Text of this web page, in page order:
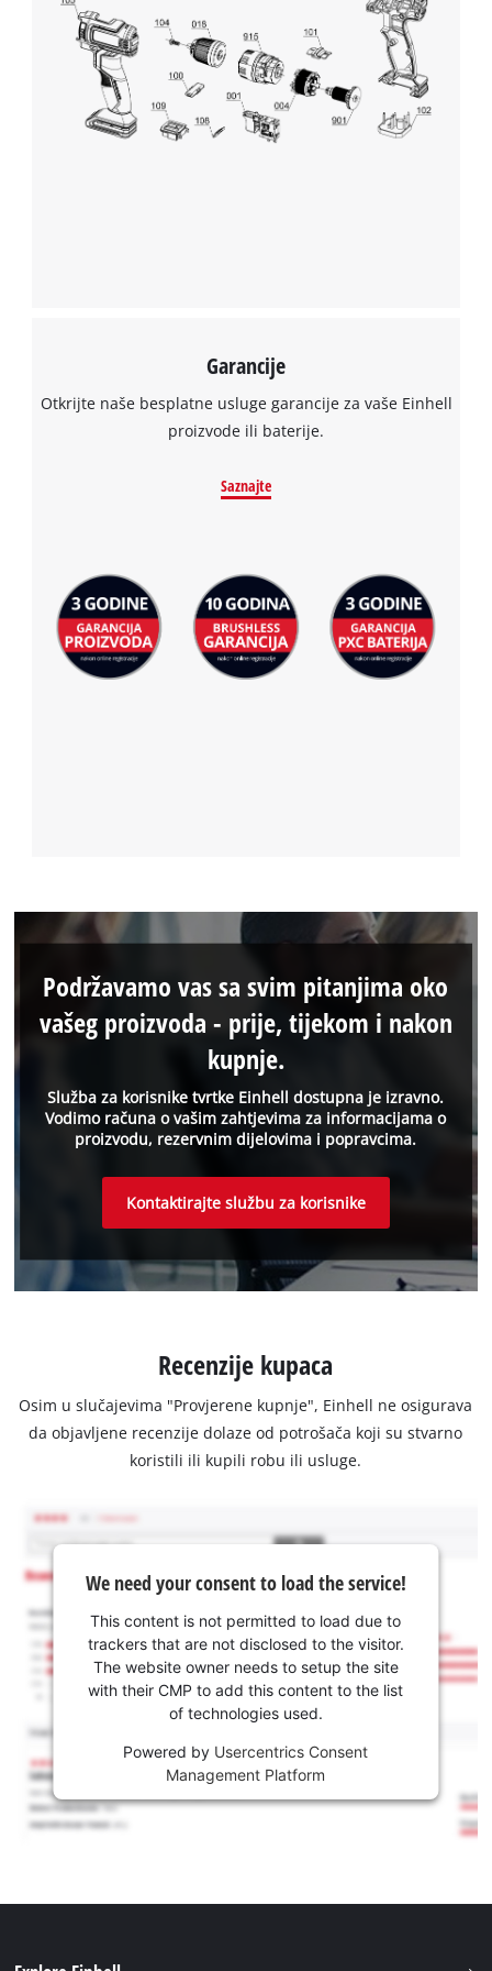
Garancije
Otkrijte naše besplatne usluge garancije za vaše Einhell
proizvode ili baterije.
Saznajte
Služba za korisnike tvrtke Einhell dostupna je izravno.
Vodimo računa o vašim zahtjevima za informacijama o
proizvodu, rezervnim dijelovima i popravcima.
Podržavamo vas sa svim pitanjima oko
vašeg proizvoda - prije, tijekom i nakon
kupnje.
Kontaktirajte službu za korisnike
Recenzije kupaca
Osim u slučajevima "Provjerene kupnje", Einhell ne osigurava
da objavljene recenzije dolaze od potrošača koji su stvarno
koristili ili kupili robu ili usluge.
We need your consent to load the service!
This content is not permitted to load due to
trackers that are not disclosed to the visitor.
The website owner needs to setup the site
with their CMP to add this content to the list
of technologies used.
Powered by Usercentrics Consent
Management Platform